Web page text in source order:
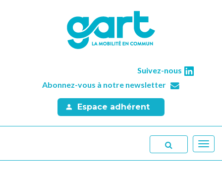
Suivez-nous
Abonnez-vous à notre newsletter
Espace adhérent